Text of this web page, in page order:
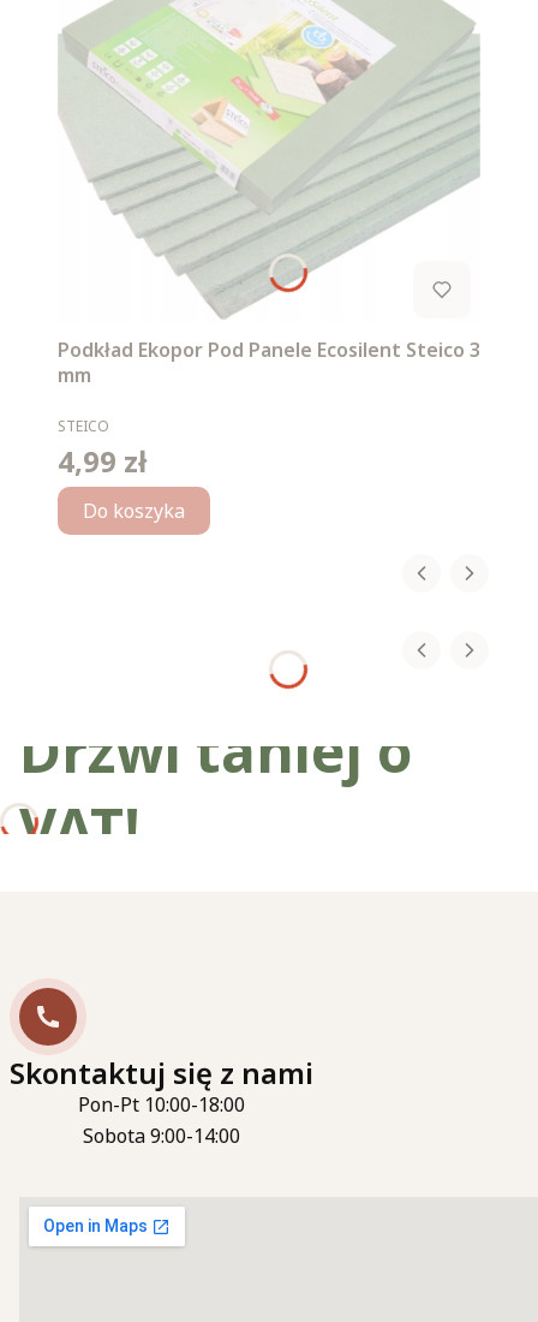
Podkład Ekopor Pod Panele Ecosilent Steico 3
mm
PRODUCENT
STEICO
Cena
4,99 zł
Do koszyka
Drzwi taniej o
VAT!
Skontaktuj się z nami
Pon-Pt 10:00-18:00